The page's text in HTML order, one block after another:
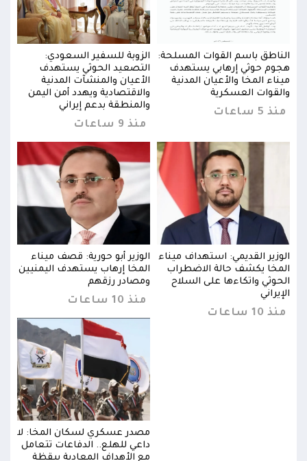
الناطق باسم القوات المسلحة:
هجوم حوثي إرهابي يستهدف
ميناء المخا والأعيان المدنية
والقوات العسكرية
منذ 5 ساعات
الزوبة للسفير السعودي:
التصعيد الحوثي يستهدف
الأعيان والمنشآت المدنية
والاقتصادية ويهدد أمن اليمن
والمنطقة بدعم إيراني
منذ 9 ساعات
الوزير القديمي: استهداف ميناء
المخا يكشف حالة الاضطراب
الحوثي واتكاءها على السلاح
الإيراني
منذ 10 ساعات
الوزير أبو حورية: قصف ميناء
المخا إرهاب يستهدف اليمنيين
ومصادر رزقهم
منذ 10 ساعات
مصدر عسكري لسكان المخا: لا
داعي للهلع.. الدفاعات تتعامل
مع الأهداف المعادية بيقظة